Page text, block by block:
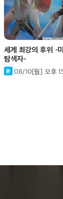
세계 최강의 후위 -
탐색자-
08/10[월] 오후